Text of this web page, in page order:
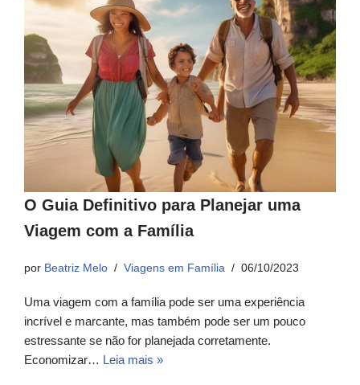
O Guia Definitivo para Planejar uma
Viagem com a Família
por Beatriz Melo Viagens em Família 06/10/2023
Uma viagem com a família pode ser uma experiência
incrível e marcante, mas também pode ser um pouco
estressante se não for planejada corretamente.
Economizar… Leia mais »